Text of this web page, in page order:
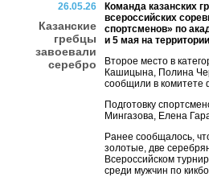
26.05.26
Казанские
гребцы
завоевали
серебро
Команда казанских
всероссийских
спортсменов» по
и 5 мая на
Второе место в
Кашицына, Полина
сообщили в комитете
Подготовку
Мингазова, Елена
Ранее сообщалось,
золотые, две
Всероссийском
среди мужчин по